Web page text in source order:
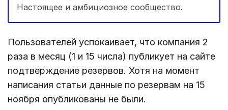
Настоящее и амбициозное сообщество.
Пользователей успокаивает, что компания 2
раза в месяц (1 и 15 числа) публикует на сайте
подтверждение резервов. Хотя на момент
написания статьи данные по резервам на 15
ноября опубликованы не были.